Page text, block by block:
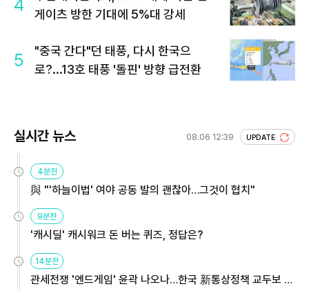
4
게이츠 방한 기대에 5%대 강세
5
"중국 간다"던 태풍, 다시 한국으
로?...13호 태풍 '돌핀' 방향 급전환
실시간 뉴스 08.06 12:39 UPDATE
4분전
與 "'하늘이법' 여야 공동 발의 괜찮아…그것이 협치"
9분전
'캐시딜' 캐시워크 돈 버는 퀴즈, 정답은?
14분전
관세전쟁 '엔드게임' 윤곽 나오나…한국 新통상정책 교두보 활